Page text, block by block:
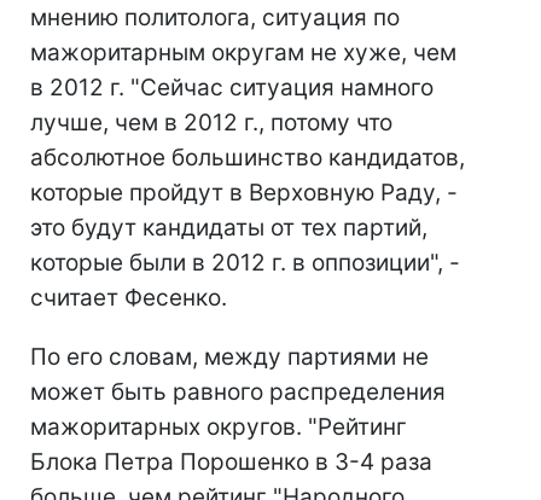
мнению политолога, ситуация по
мажоритарным округам не хуже, чем
в 2012 г. "Сейчас ситуация намного
лучше, чем в 2012 г., потому что
абсолютное большинство кандидатов,
которые пройдут в Верховную Раду, -
это будут кандидаты от тех партий,
которые были в 2012 г. в оппозиции", -
считает Фесенко.
По его словам, между партиями не
может быть равного распределения
мажоритарных округов. "Рейтинг
Блока Петра Порошенко в 3-4 раза